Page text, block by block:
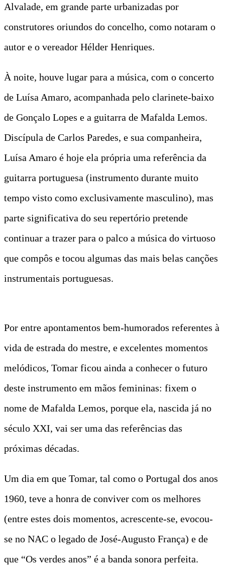
Alvalade, em grande parte urbanizadas por
construtores oriundos do concelho, como notaram o
autor e o vereador Hélder Henriques.
À noite, houve lugar para a música, com o concerto
de Luísa Amaro, acompanhada pelo clarinete-baixo
de Gonçalo Lopes e a guitarra de Mafalda Lemos.
Discípula de Carlos Paredes, e sua companheira,
Luísa Amaro é hoje ela própria uma referência da
guitarra portuguesa (instrumento durante muito
tempo visto como exclusivamente masculino), mas
parte significativa do seu repertório pretende
continuar a trazer para o palco a música do virtuoso
que compôs e tocou algumas das mais belas canções
instrumentais portuguesas.
Por entre apontamentos bem-humorados referentes à
vida de estrada do mestre, e excelentes momentos
melódicos, Tomar ficou ainda a conhecer o futuro
deste instrumento em mãos femininas: fixem o
nome de Mafalda Lemos, porque ela, nascida já no
século XXI, vai ser uma das referências das
próximas décadas.
Um dia em que Tomar, tal como o Portugal dos anos
1960, teve a honra de conviver com os melhores
(entre estes dois momentos, acrescente-se, evocou-
se no NAC o legado de José-Augusto França) e de
que “Os verdes anos” é a banda sonora perfeita.